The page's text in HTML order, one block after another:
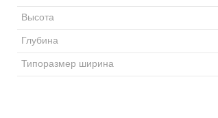
Высота
Глубина
Типоразмер ширина